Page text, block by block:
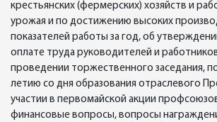
крестьянских (фермерских) хозяйств и
урожая и по достижению высоких
показателей работы за год, об
оплате труда руководителей и
проведении торжественного заседания,
летию со дня образования отраслевого
участии в первомайской акции
финансовые вопросы, вопросы